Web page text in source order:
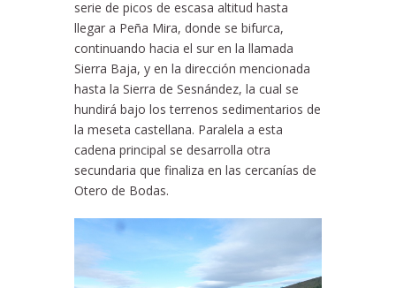
serie de picos de escasa altitud hasta
llegar a Peña Mira, donde se bifurca,
continuando hacia el sur en la llamada
Sierra Baja, y en la dirección mencionada
hasta la Sierra de Sesnández, la cual se
hundirá bajo los terrenos sedimentarios de
la meseta castellana. Paralela a esta
cadena principal se desarrolla otra
secundaria que finaliza en las cercanías de
Otero de Bodas.